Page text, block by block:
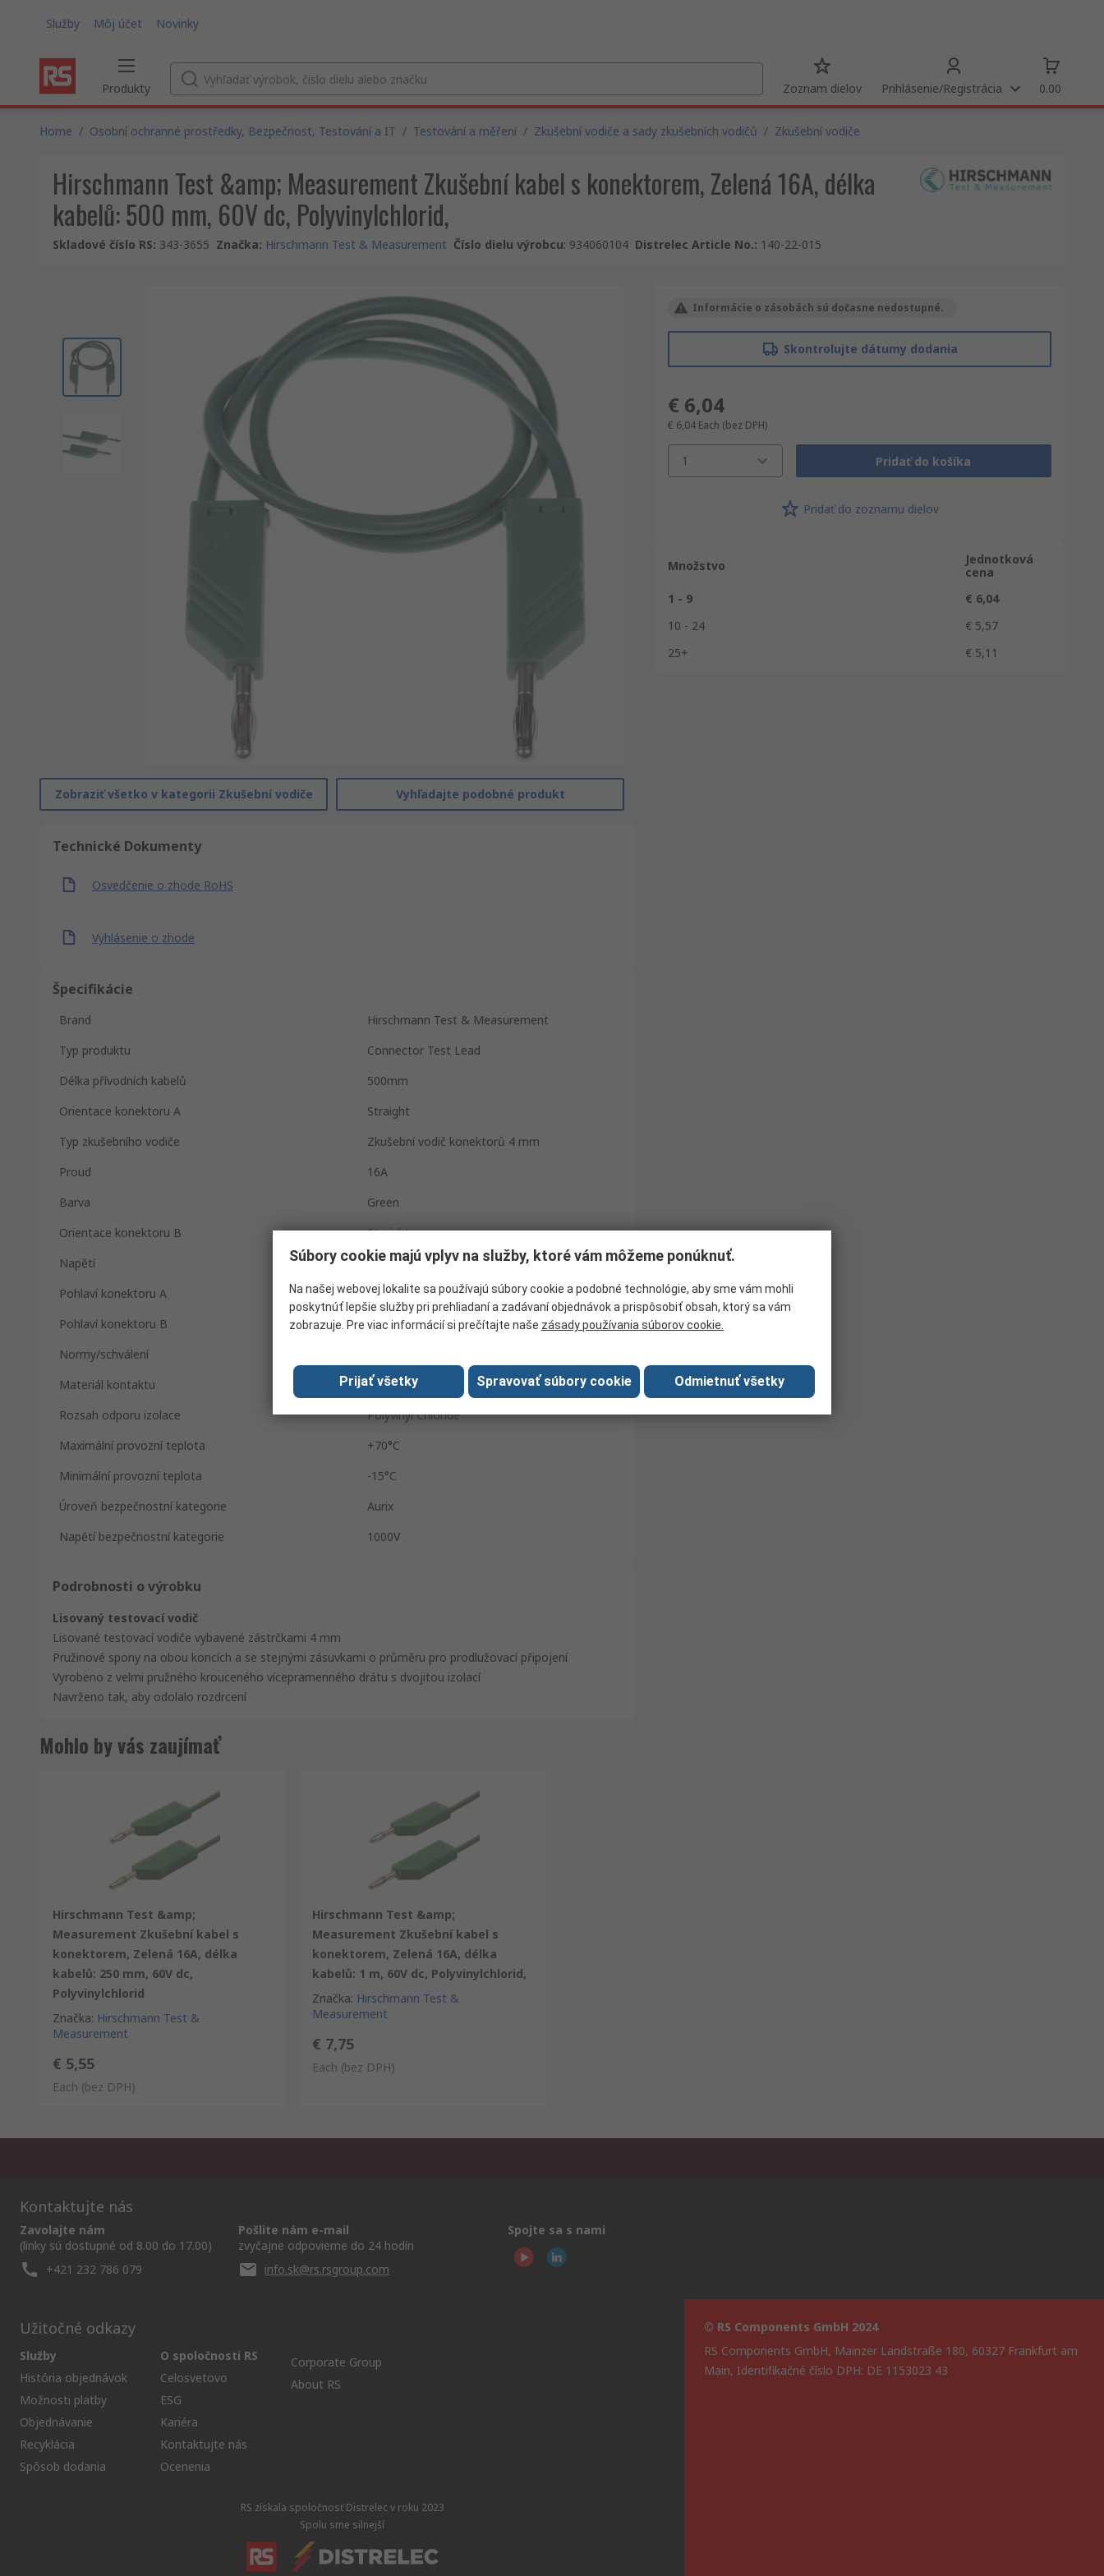
Služby Môj účet Novinky
Produkty Zoznam dielov Prihlásenie/Registrácia 0.00
Home / Osobní ochranné prostředky, Bezpečnost, Testování a IT / Testování a měření / Zkušební vodiče a sady zkušebních vodičů / Zkušební vodiče
Hirschmann Test &amp; Measurement Zkušební kabel s konektorem, Zelená 16A, délka
kabelů: 500 mm, 60V dc, Polyvinylchlorid,
Skladové číslo RS: 343-3655 Značka: Hirschmann Test & Measurement Číslo dielu výrobcu: 934060104 Distrelec Article No.: 140-22-015
Zobraziť všetko v kategorii Zkušební vodiče Vyhľadajte podobné produkt
Technické Dokumenty
Osvedčenie o zhode RoHS
Vyhlásenie o zhode
Špecifikácie
Brand
Hirschmann Test & Measurement
Typ produktu
Connector Test Lead
Délka přívodních kabelů
500mm
Orientace konektoru A
Straight
Typ zkušebního vodiče
Zkušební vodič konektorů 4 mm
Proud
16A
Barva
Green
Orientace konektoru B
Straight
Napětí
60V dc
Pohlaví konektoru A
Male
Pohlaví konektoru B
Male
Normy/schválení
Materiál kontaktu
Beryllium Copper Alloy, Brass
Rozsah odporu izolace
Polyvinyl Chloride
Maximální provozní teplota
+70°C
Minimální provozní teplota
-15°C
Úroveň bezpečnostní kategorie
Aurix
Napětí bezpečnostní kategorie
1000V
Podrobnosti o výrobku
Lisovaný testovací vodič
Lisované testovací vodiče vybavené zástrčkami 4 mm
Pružinové spony na obou koncích a se stejnými zásuvkami o průměru pro prodlužovací připojení
Vyrobeno z velmi pružného krouceného vícepramenného drátu s dvojitou izolací
Navrženo tak, aby odolalo rozdrcení
Informácie o zásobách sú dočasne nedostupné.
Skontrolujte dátumy dodania
€ 6,04
€ 6,04 Each (bez DPH)
1 Pridať do košíka
Pridať do zoznamu dielov
Množstvo
Jednotková
cena
1 - 9
€ 6,04
10 - 24
€ 5,57
25+
€ 5,11
Mohlo by vás zaujímať
Hirschmann Test &amp;
Measurement Zkušební kabel s
konektorem, Zelená 16A, délka
kabelů: 250 mm, 60V dc,
Polyvinylchlorid
Značka: Hirschmann Test &
Measurement
€ 5,55
Each (bez DPH)
Hirschmann Test &amp;
Measurement Zkušební kabel s
konektorem, Zelená 16A, délka
kabelů: 1 m, 60V dc, Polyvinylchlorid,
Značka: Hirschmann Test &
Measurement
€ 7,75
Each (bez DPH)
Kontaktujte nás
Zavolajte nám
(linky sú dostupné od 8.00 do 17.00)
+421 232 786 079
Pošlite nám e-mail
zvyčajne odpovieme do 24 hodín
info.sk@rs.rsgroup.com
Spojte sa s nami
Užitočné odkazy
Služby
História objednávok
Možnosti platby
Objednávanie
Recyklácia
Spôsob dodania
O spoločnosti RS
Celosvetovo
ESG
Kariéra
Kontaktujte nás
Ocenenia
Corporate Group
About RS
RS získala spoločnosť Distrelec v roku 2023
Spolu sme silnejší
© RS Components GmbH 2024
RS Components GmbH, Mainzer Landstraße 180, 60327 Frankfurt am
Main, Identifikačné číslo DPH: DE 1153023 43
Súbory cookie majú vplyv na služby, ktoré vám môžeme ponúknuť.
Na našej webovej lokalite sa používajú súbory cookie a podobné technológie, aby sme vám mohli
poskytnúť lepšie služby pri prehliadaní a zadávaní objednávok a prispôsobiť obsah, ktorý sa vám
zobrazuje. Pre viac informácií si prečítajte naše zásady používania súborov cookie.
Prijať všetky Spravovať súbory cookie Odmietnuť všetky